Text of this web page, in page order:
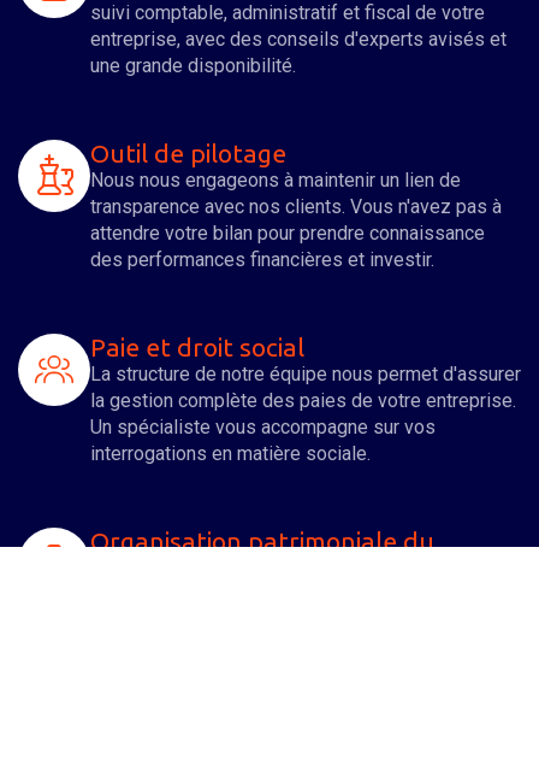
suivi comptable, administratif et fiscal de votre
entreprise, avec des conseils d'experts avisés et
une grande disponibilité.
Outil de pilotage
Nous nous engageons à maintenir un lien de
transparence avec nos clients. Vous n'avez pas à
attendre votre bilan pour prendre connaissance
des performances financières et investir.
Paie et droit social
La structure de notre équipe nous permet d'assurer
la gestion complète des paies de votre entreprise.
Un spécialiste vous accompagne sur vos
interrogations en matière sociale.
Organisation patrimoniale du